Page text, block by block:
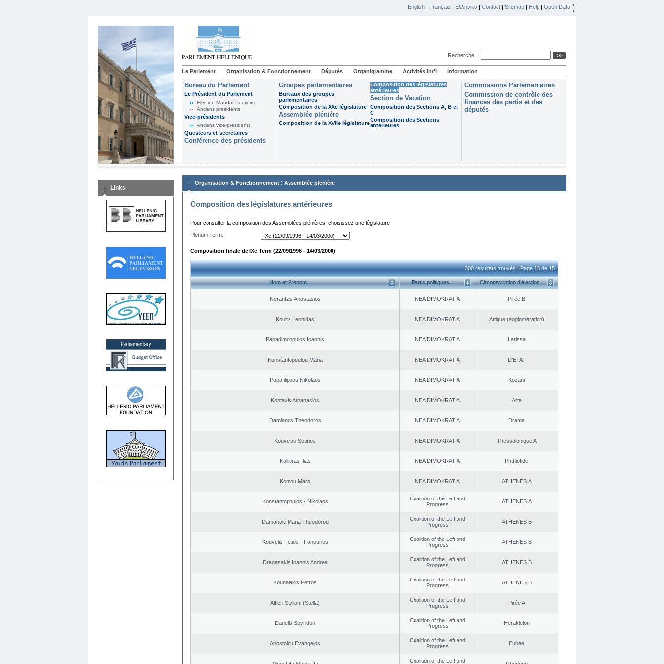
English | Français | Ελληνικά | Contact | Sitemap | Help | Open Data
Recherche
Le Parlement Organisation & Fonctionnement Députés Organigramme Activités int'l Information
Bureau du Parlement
Le Président du Parlement
Election-Mandat-Pouvoirs
Anciens présidents
Vice-présidents
Anciens vice-présidents
Questeurs et secrétaires
Conférence des présidents
Groupes parlementaires
Bureaux des groupes
parlementaires
Composition de la XXe législature
Assemblée plénière
Composition de la XVIIe législature
Composition des législatures
antérieures
Section de Vacation
Composition des Sections A, B et
C
Composition des Sections
antérieures
Commissions Parlementaires
Commission de contrôle des
finances des partis et des
députés
Links
Organisation & Fonctionnement : Assemblée plénière
Composition des législatures antérieures
Pour consulter la composition des Assemblées plénières, choisissez une législature
Plenum Term:
Composition finale de IXe Term (22/09/1996 - 14/03/2000)
300 résultats trouvés | Page 15 de 15
Nom et Prénom Partis politiques Circonscription d’élection
Nerantzis Anastasios NEA DΙMOKRATIA Pirée B
Kouris Leonidas NEA DΙMOKRATIA Αttique (agglomération)
Papadimopoulos Ioannis NEA DΙMOKRATIA Larissa
Konstantopoulou Maria NEA DΙMOKRATIA D’ETAT
Papafilippou Nikolaos NEA DΙMOKRATIA Kozani
Kontaxis Athanasios NEA DΙMOKRATIA Arta
Damianos Theodoros NEA DΙMOKRATIA Drama
Kouvelas Sotirios NEA DΙMOKRATIA Thessalonique A
Kallioras Ilias NEA DΙMOKRATIA Phthiotide
Kontou Maro NEA DΙMOKRATIA ATHENES Α
Konstantopoulos - Nikolaos
Coalition of the Left and
Progress
ATHENES Α
Damanaki Maria Theodorou
Coalition of the Left and
Progress
ATHENES Β
Kouvelis Fotios - Fanourios
Coalition of the Left and
Progress
ATHENES Β
Dragasakis Ioannis Andrea
Coalition of the Left and
Progress
ATHENES Β
Kounalakis Petros
Coalition of the Left and
Progress
ATHENES Β
Alfieri Styliani (Stella)
Coalition of the Left and
Progress
Pirée A
Danelis Spyridon
Coalition of the Left and
Progress
Herakleion
Apostolou Evangelos
Coalition of the Left and
Progress
Eubée
Coalition of the Left and